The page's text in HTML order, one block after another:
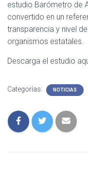
estudio Barómetro de
convertido en un
transparencia y nivel
organismos estatales.
Descarga el estudio
Categorías: NOTICIAS